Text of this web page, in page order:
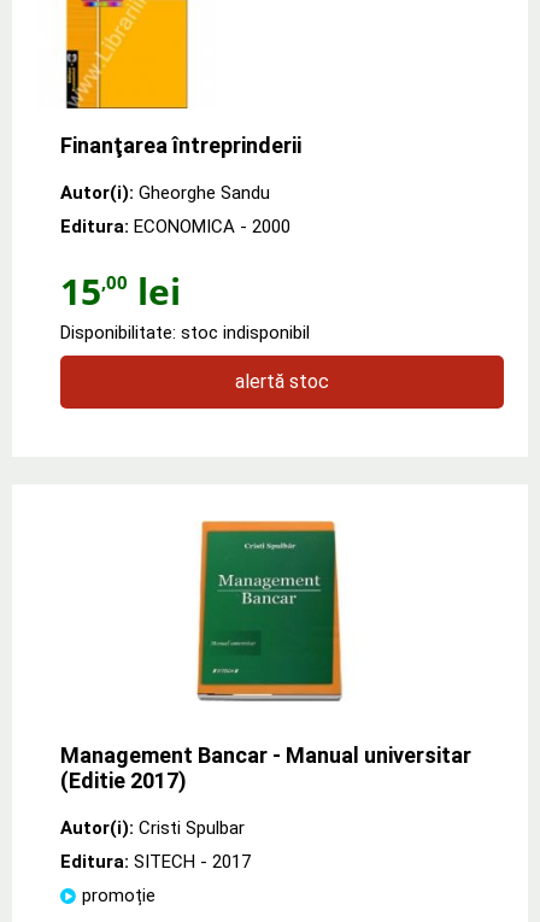
Finanţarea întreprinderii
Autor(i): Gheorghe Sandu
Editura: ECONOMICA - 2000
15,00 lei
Disponibilitate: stoc indisponibil
alertă stoc
Management Bancar - Manual universitar
(Editie 2017)
Autor(i): Cristi Spulbar
Editura: SITECH - 2017
promoție